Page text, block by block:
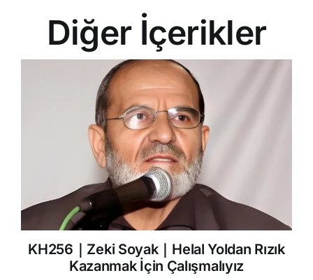
Diğer İçerikler
KH256｜Zeki Soyak｜Helal Yoldan Rızık
Kazanmak İçin Çalışmalıyız